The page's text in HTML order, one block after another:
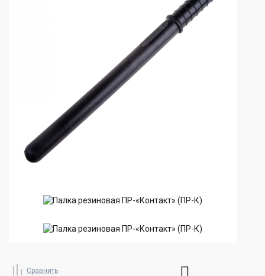
Сравнить